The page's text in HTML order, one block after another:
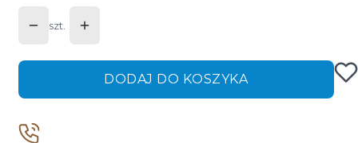
szt.
DODAJ DO KOSZYKA